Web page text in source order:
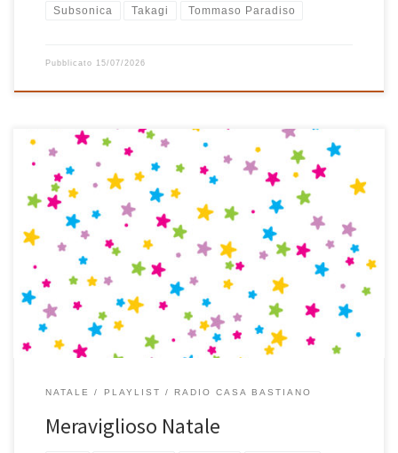
Subsonica Takagi Tommaso Paradiso
Pubblicato 15/07/2026
In tanti anni di playlist natalizie questa è la prima volta che ne
compongo una tutta di musica italiana. E’ nata così, un po’ per
caso, partendo da un brano al pianoforte di Sergio Cammariere
dal titolo Natale in campagna ed è proseguita senza questa
precisa idea in mente fino […]
NATALE PLAYLIST RADIO CASA BASTIANO
Meraviglioso Natale